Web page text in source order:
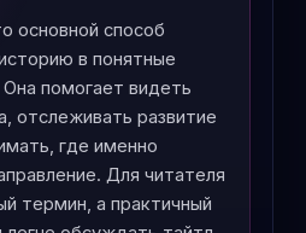
основной способ
в понятные
помогает видеть
отслеживать развитие
где именно
Для читателя
термин, а практичный